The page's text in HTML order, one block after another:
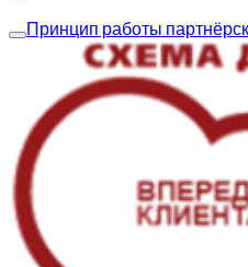
Принцип работы